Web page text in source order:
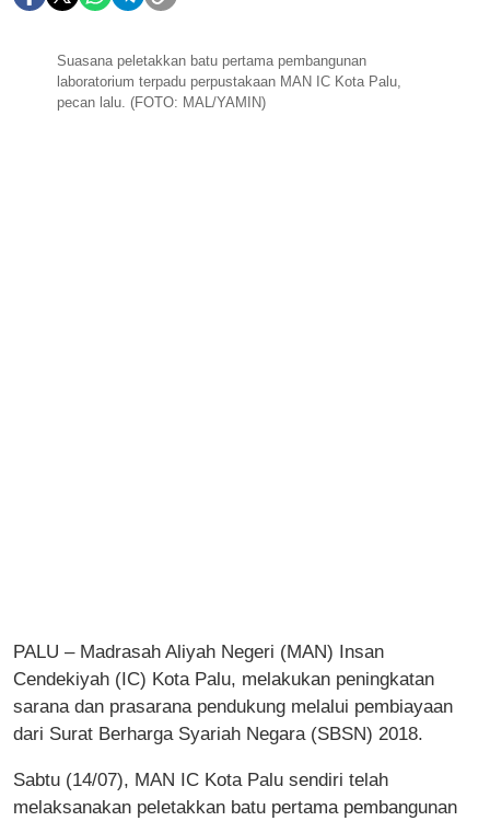
Suasana peletakkan batu pertama pembangunan
laboratorium terpadu perpustakaan MAN IC Kota Palu,
pecan lalu. (FOTO: MAL/YAMIN)
PALU – Madrasah Aliyah Negeri (MAN) Insan
Cendekiyah (IC) Kota Palu, melakukan peningkatan
sarana dan prasarana pendukung melalui pembiayaan
dari Surat Berharga Syariah Negara (SBSN) 2018.
Sabtu (14/07), MAN IC Kota Palu sendiri telah
melaksanakan peletakkan batu pertama pembangunan